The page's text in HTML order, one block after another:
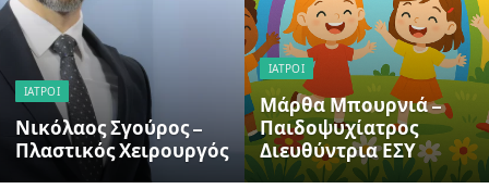
ΙΑΤΡΟΊ
Νικόλαος Σγούρος –
Πλαστικός Χειρουργός
ΙΑΤΡΟΊ
Μάρθα Μπουρνιά –
Παιδοψυχίατρος
Διευθύντρια ΕΣΥ